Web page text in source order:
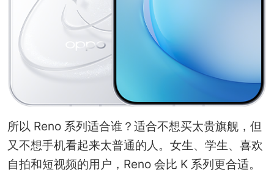
所以 Reno 系列适合谁？适合不想买太贵旗舰，但
又不想手机看起来太普通的人。女生、学生、喜欢
自拍和短视频的用户，Reno 会比 K 系列更合适。